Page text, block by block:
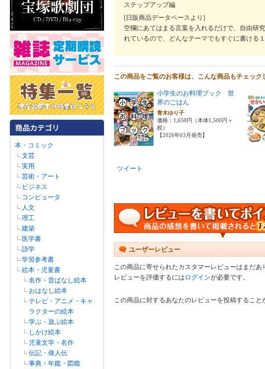
本・コミック
文芸
実用
芸術・アート
ビジネス
コンピュータ
人文
理工
建築
医学書
語学
学習参考書
絵本・児童書
名作・昔ばなし絵本
おはなし絵本
テレビ・アニメ・キャ
ラクターの絵本
学ぶ・遊ぶ絵本
しかけ絵本
児童文学・名作
伝記・偉人伝
事典・年鑑・図鑑
ステップアップ編
[日販商品データベースより]
空欄にあてはまる言葉を入れるだけで、自由研
れているので、どんなテーマでもすぐに書ける
この商品をご覧のお客様は、こんな商品もチェック
小学生のお料理ブック 世
界のごはん
青木ゆり子
価格：1,650円（本体1,500円＋
税）
【2026年03月発売】
ツイート
ユーザーレビュー
この商品に寄せられたカスタマーレビューはまだあ
レビューを評価するには ログインが必要です。
この商品に対するあなたのレビューを投稿すること